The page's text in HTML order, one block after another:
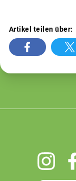
Artikel teilen über: